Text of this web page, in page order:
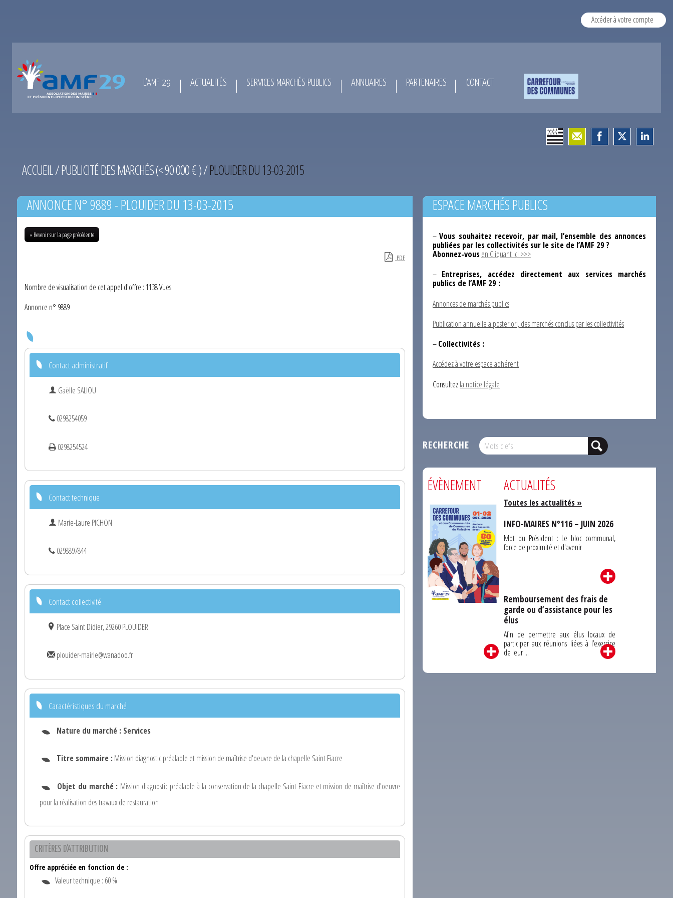
Accéder à votre compte
L’AMF 29 ACTUALITÉS SERVICES MARCHÉS PUBLICS ANNUAIRES PARTENAIRES CONTACT
ACCUEIL/PUBLICITÉ DES MARCHÉS (< 90 000 € )/PLOUIDER DU 13-03-2015
ANNONCE N° 9889 - PLOUIDER DU 13-03-2015
« Revenir sur la page précédente
PDF
Nombre de visualisation de cet appel d'offre : 1138 Vues
Annonce n° 9889
Contact administratif
Gaëlle SALIOU
0298254059
0298254524
Contact technique
Marie-Laure PICHON
0298897844
Contact collectivité
Place Saint Didier, 29260 PLOUIDER
plouider-mairie@wanadoo.fr
Caractéristiques du marché
Nature du marché : Services
Titre sommaire : Mission diagnostic préalable et mission de maîtrise d'oeuvre de la chapelle Saint Fiacre
Objet du marché : Mission diagnostic préalable à la conservation de la chapelle Saint Fiacre et mission de maîtrise d'oeuvre
pour la réalisation des travaux de restauration
CRITÈRES D'ATTRIBUTION
Offre appréciée en fonction de :
Valeur technique : 60 %
ESPACE MARCHÉS PUBLICS
–Vous souhaitez recevoir, par mail, l’ensemble des annonces
publiées par les collectivités sur le site de l’AMF 29 ?
Abonnez-vousen Cliquant ici >>>
– Entreprises, accédez directement aux services marchés
publics de l’AMF 29 :
Annonces de marchés publics
Publication annuelle a posteriori, des marchés conclus par les collectivités
–Collectivités :
Accédez à votre espace adhérent
Consultezla notice légale
RECHERCHE
ÉVÈNEMENT ACTUALITÉS
Toutes les actualités »
INFO-MAIRES N°116 – JUIN 2026
Mot du Président : Le bloc communal,
force de proximité et d'avenir
Remboursement des frais de
garde ou d’assistance pour les
élus
Afin de permettre aux élus locaux de
participer aux réunions liées à l’exercice
de leur ...